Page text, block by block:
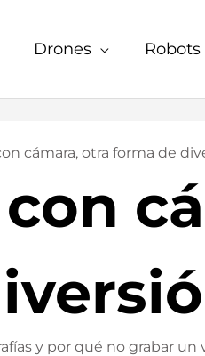
Drones Robots
cámara, otra forma de
y por qué no grabar un